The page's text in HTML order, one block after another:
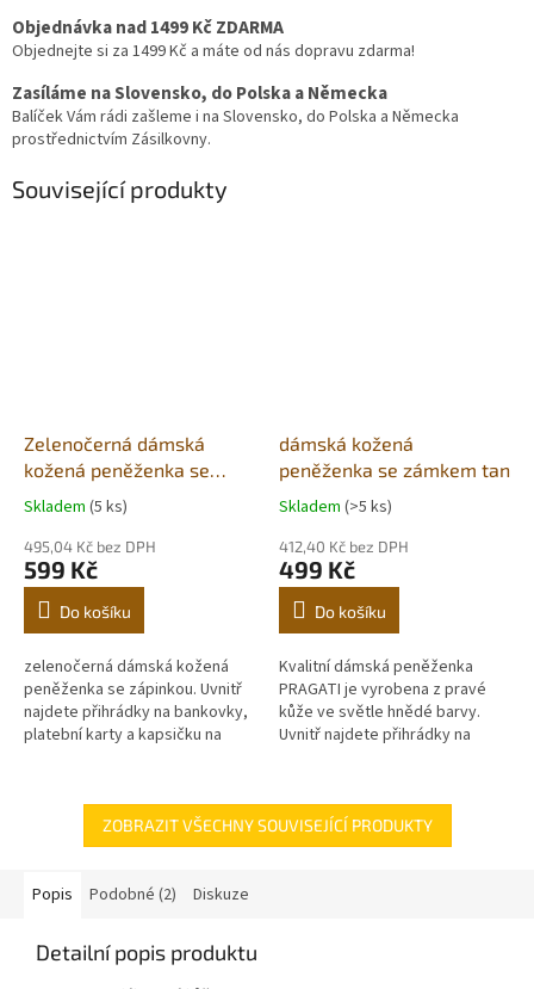
Objednávka nad 1499 Kč ZDARMA
Objednejte si za 1499 Kč a máte od nás dopravu zdarma!
Zasíláme na Slovensko, do Polska a Německa
Balíček Vám rádi zašleme i na Slovensko, do Polska a Německa
prostřednictvím Zásilkovny.
Související produkty
Zelenočerná dámská
kožená peněženka se
zápinkou
Skladem (5 ks)
495,04 Kč bez DPH
599 Kč
Do košíku
zelenočerná dámská kožená
peněženka se zápinkou. Uvnitř
najdete přihrádky na bankovky,
platební karty a kapsičku na
dámská kožená
peněženka se zámkem tan
Skladem (>5 ks)
412,40 Kč bez DPH
499 Kč
Do košíku
Kvalitní dámská peněženka
PRAGATI je vyrobena z pravé
kůže ve světle hnědé barvy.
Uvnitř najdete přihrádky na
přímým výrobcem...
ZOBRAZIT VŠECHNY SOUVISEJÍCÍ PRODUKTY
Popis Podobné (2) Diskuze
Detailní popis produktu